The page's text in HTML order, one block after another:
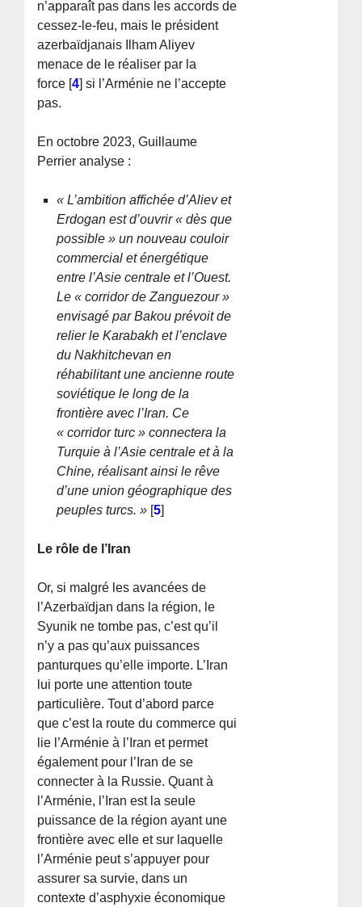
n’apparaît pas dans les accords de
cessez-le-feu, mais le président
azerbaïdjanais Ilham Aliyev
menace de le réaliser par la
force [4] si l’Arménie ne l’accepte
pas.
En octobre 2023, Guillaume
Perrier analyse :
« L’ambition affichée d’Aliev et
Erdogan est d’ouvrir « dès que
possible » un nouveau couloir
commercial et énergétique
entre l’Asie centrale et l’Ouest.
Le « corridor de Zanguezour »
envisagé par Bakou prévoit de
relier le Karabakh et l’enclave
du Nakhitchevan en
réhabilitant une ancienne route
soviétique le long de la
frontière avec l’Iran. Ce
« corridor turc » connectera la
Turquie à l’Asie centrale et à la
Chine, réalisant ainsi le rêve
d’une union géographique des
peuples turcs. » [5]
Le rôle de l’Iran
Or, si malgré les avancées de
l’Azerbaïdjan dans la région, le
Syunik ne tombe pas, c’est qu’il
n’y a pas qu’aux puissances
panturques qu’elle importe. L’Iran
lui porte une attention toute
particulière. Tout d’abord parce
que c’est la route du commerce qui
lie l’Arménie à l’Iran et permet
également pour l’Iran de se
connecter à la Russie. Quant à
l’Arménie, l’Iran est la seule
puissance de la région ayant une
frontière avec elle et sur laquelle
l’Arménie peut s’appuyer pour
assurer sa survie, dans un
contexte d’asphyxie économique